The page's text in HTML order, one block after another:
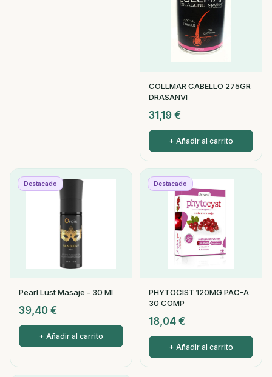
COLLMAR CABELLO 275GR
DRASANVI
31,19 €
+ Añadir al carrito
Destacado
Pearl Lust Masaje - 30 Ml
39,40 €
+ Añadir al carrito
Destacado
PHYTOCIST 120MG PAC-A
30 COMP
18,04 €
+ Añadir al carrito